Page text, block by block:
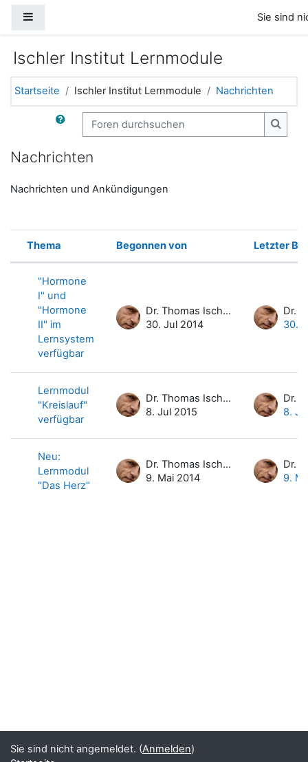
Sie sind
Ischler Institut Lernmodule
Startseite Ischler Institut Lernmodule Nachrichten
Foren durchsuchen
Foren
Nachrichten
Nachrichten und Ankündigungen
Liste der Themen - 3 von 3
Status
Thema Begonnen von Letzter
"Hormone
I" und
"Hormone
II" im
Lernsystem
verfügbar
Dr. Thomas Ischler
30. Jul 2014
30.
Lernmodul
"Kreislauf"
verfügbar
Dr. Thomas Ischler
8. Jul 2015
8.
Neu:
Lernmodul
"Das Herz"
Dr. Thomas Ischler
9. Mai 2014
9.
Sie sind nicht angemeldet. (Anmelden)